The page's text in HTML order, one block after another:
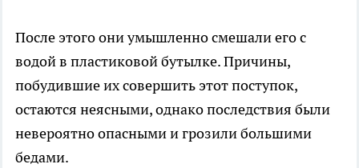
После этого они умышленно смешали его с
водой в пластиковой бутылке. Причины,
побудившие их совершить этот поступок,
остаются неясными, однако последствия были
невероятно опасными и грозили большими
бедами.